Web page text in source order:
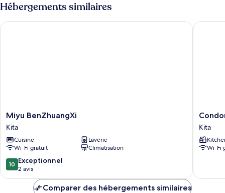
Hébergements similaires
Miyu
BenZhuangXi
Kita
Miyu BenZhuangXi
Kita
Cuisine
Laverie
Wi-Fi gratuit
Climatisation
10.0
sur
10,
Exceptionnel,
10 Exceptionnel
2 avis
Miyu BenZhuangXi
House
Ten-
roku
Kita
Kita
Wi-Fi
Comparer des hébergements similaires